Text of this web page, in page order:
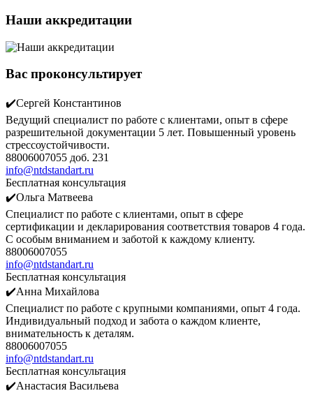
Наши аккредитации
Вас проконсультирует
✔️Сергей Константинов
Ведущий специалист по работе с клиентами, опыт в сфере
разрешительной документации 5 лет. Повышенный уровень
стрессоустойчивости.
88006007055 доб. 231
info@ntdstandart.ru
Бесплатная консультация
✔️Ольга Матвеева
Специалист по работе с клиентами, опыт в сфере
сертификации и декларирования соответствия товаров 4 года.
С особым вниманием и заботой к каждому клиенту.
88006007055
info@ntdstandart.ru
Бесплатная консультация
✔️Анна Михайлова
Специалист по работе с крупными компаниями, опыт 4 года.
Индивидуальный подход и забота о каждом клиенте,
внимательность к деталям.
88006007055
info@ntdstandart.ru
Бесплатная консультация
✔️Анастасия Васильева